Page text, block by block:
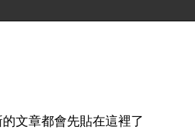
文章都會先貼在這裡了